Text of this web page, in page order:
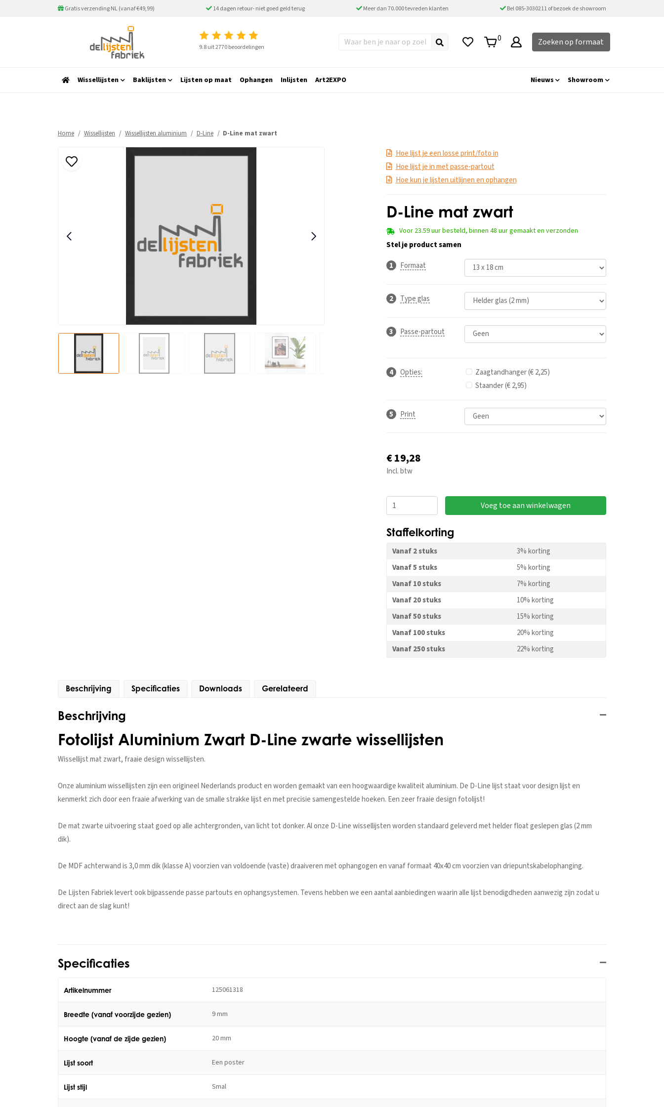
Gratis verzending NL (vanaf €49,99) 14 dagen retour- niet goed geld terug Meer dan 70.000 tevreden klanten Bel 085-3030211 of bezoek de showroom
9.8 uit 2770 beoordelingen
0 Zoeken op formaat
Wissellijsten Baklijsten Lijsten op maat Ophangen Inlijsten Art2EXPO Nieuws Showroom
Home Wissellijsten Wissellijsten aluminium D-Line D-Line mat zwart
D-Line mat zwart
Hoe lijst je een losse print/foto in
Hoe lijst je in met passe-partout
Hoe kun je lijsten uitlijnen en ophangen
Stel je product samen
Formaat
Type glas
Passe-partout
Opties:
Zaagtandhanger (€ 2,25)
Staander (€ 2,95)
Print
€ 19,28
Incl. btw
Voeg toe aan winkelwagen
Staffelkorting
Vanaf 2 stuks
3% korting
Vanaf 5 stuks
5% korting
Vanaf 10 stuks
7% korting
Vanaf 20 stuks
10% korting
Vanaf 50 stuks
15% korting
Vanaf 100 stuks
20% korting
Vanaf 250 stuks
22% korting
Voor 23.59 uur besteld, binnen 48 uur gemaakt en verzonden
Beschrijving Specificaties Downloads Gerelateerd
Beschrijving
Fotolijst Aluminium Zwart D-Line zwarte wissellijsten
Wissellijst mat zwart, fraaie design wissellijsten.
Onze aluminium wissellijsten zijn een origineel Nederlands product en worden gemaakt van een hoogwaardige kwaliteit aluminium. De D-Line lijst staat voor design lijst en
kenmerkt zich door een fraaie afwerking van de smalle strakke lijst en met precisie samengestelde hoeken. Een zeer fraaie design fotolijst!
De mat zwarte uitvoering staat goed op alle achtergronden, van licht tot donker. Al onze D-Line wissellijsten worden standaard geleverd met helder float geslepen glas (2 mm
dik).
De MDF achterwand is 3,0 mm dik (klasse A) voorzien van voldoende (vaste) draaiveren met ophangogen en vanaf formaat 40x40 cm voorzien van driepuntskabelophanging.
De Lijsten Fabriek levert ook bijpassende passe partouts en ophangsystemen. Tevens hebben we een aantal aanbiedingen waarin alle lijst benodigdheden aanwezig zijn zodat u
direct aan de slag kunt!
Specificaties
Artikelnummer 125061318
Breedte (vanaf voorzijde gezien) 9 mm
Hoogte (vanaf de zijde gezien) 20 mm
Lijst soort Een poster
Lijst stijl Smal